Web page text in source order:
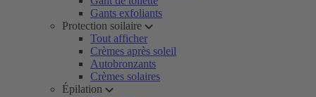
Gants exfoliants
Protection soilaire
Tout afficher
Crèmes après soleil
Autobronzants
Crèmes solaires
Épilation